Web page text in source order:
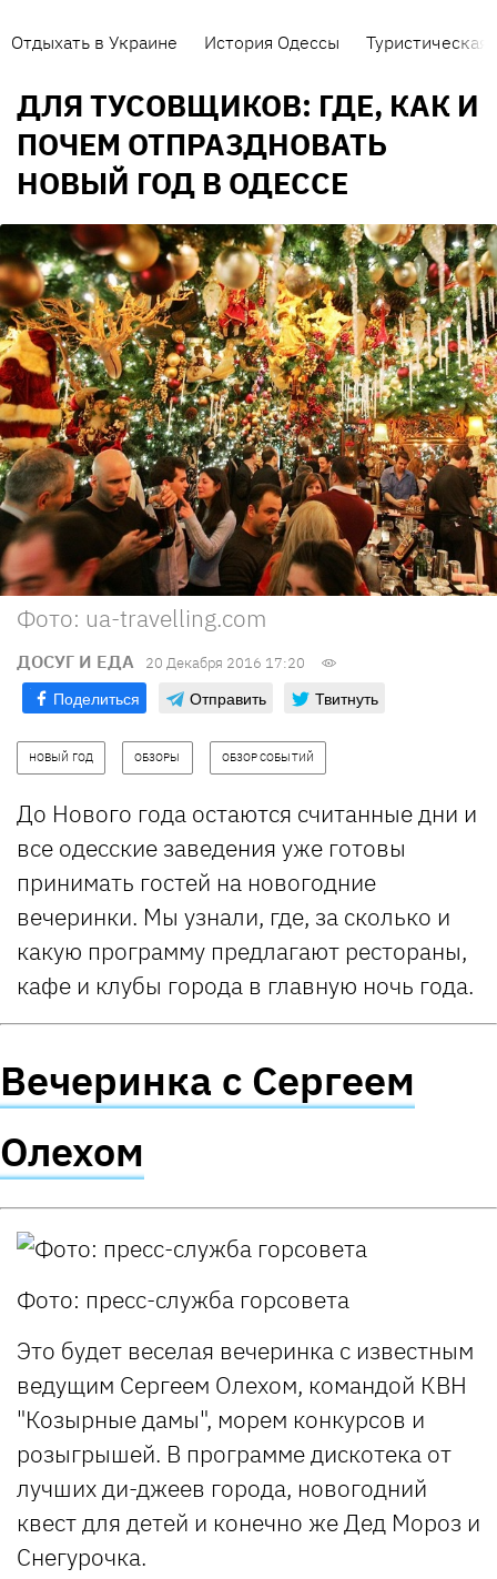
Отдыхать в Украине История Одессы Туристическая
ДЛЯ ТУСОВЩИКОВ: ГДЕ, КАК И
ПОЧЕМ ОТПРАЗДНОВАТЬ
НОВЫЙ ГОД В ОДЕССЕ
Фото: ua-travelling.com
ДОСУГ И ЕДА 20 Декабря 2016 17:20
Поделиться Отправить Твитнуть
НОВЫЙ ГОД ОБЗОРЫ ОБЗОР СОБЫТИЙ
До Нового года остаются считанные дни и
все одесские заведения уже готовы
принимать гостей на новогодние
вечеринки. Мы узнали, где, за сколько и
какую программу предлагают рестораны,
кафе и клубы города в главную ночь года.
Вечеринка с Сергеем
Олехом
Фото: пресс-служба горсовета
Это будет веселая вечеринка с известным
ведущим Сергеем Олехом, командой КВН
"Козырные дамы", морем конкурсов и
розыгрышей. В программе дискотека от
лучших ди-джеев города, новогодний
квест для детей и конечно же Дед Мороз и
Снегурочка.